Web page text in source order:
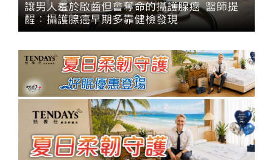
讓男人羞於啟齒但會奪命的攝護腺癌 醫師提
醒：攝護腺癌早期多靠健檢發現